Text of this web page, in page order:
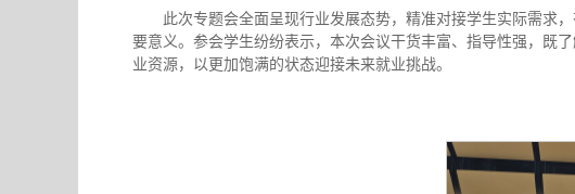
此次专题会全面呈现行业发展态势，精准对接学生实际需求
要意义。参会学生纷纷表示，本次会议干货丰富、指导性强，既
业资源，以更加饱满的状态迎接未来就业挑战。